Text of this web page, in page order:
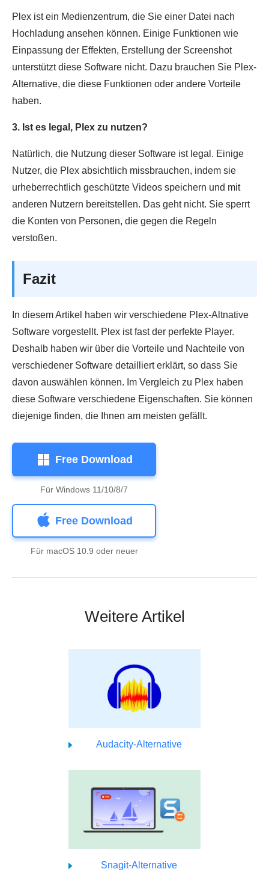
Plex ist ein Medienzentrum, die Sie einer Datei nach
Hochladung ansehen können. Einige Funktionen wie
Einpassung der Effekten, Erstellung der Screenshot
unterstützt diese Software nicht. Dazu brauchen Sie Plex-
Alternative, die diese Funktionen oder andere Vorteile
haben.
3. Ist es legal, Plex zu nutzen?
Natürlich, die Nutzung dieser Software ist legal. Einige
Nutzer, die Plex absichtlich missbrauchen, indem sie
urheberrechtlich geschützte Videos speichern und mit
anderen Nutzern bereitstellen. Das geht nicht. Sie sperrt
die Konten von Personen, die gegen die Regeln
verstoßen.
Fazit
In diesem Artikel haben wir verschiedene Plex-Altnative
Software vorgestellt. Plex ist fast der perfekte Player.
Deshalb haben wir über die Vorteile und Nachteile von
verschiedener Software detailliert erklärt, so dass Sie
davon auswählen können. Im Vergleich zu Plex haben
diese Software verschiedene Eigenschaften. Sie können
diejenige finden, die Ihnen am meisten gefällt.
Free Download
Für Windows 11/10/8/7
Free Download
Für macOS 10.9 oder neuer
Weitere Artikel
Audacity-Alternative
Snagit-Alternative